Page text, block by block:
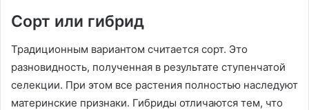
Сорт или гибрид
Традиционным вариантом считается сорт. Это
разновидность, полученная в результате ступенчатой
селекции. При этом все растения полностью наследуют
материнские признаки. Гибриды отличаются тем, что